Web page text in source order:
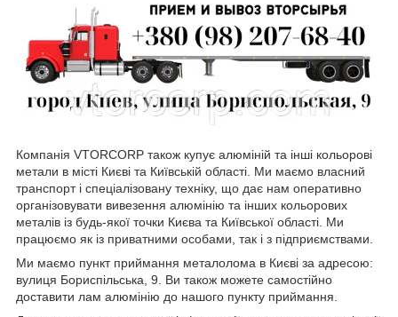
Компанія VTORCORP також купує алюміній та інші кольорові
метали в місті Києві та Київській області. Ми маємо власний
транспорт і спеціалізовану техніку, що дає нам оперативно
організовувати вивезення алюмінію та інших кольорових
металів із будь-якої точки Києва та Київської області. Ми
працюємо як із приватними особами, так і з підприємствами.
Ми маємо пункт приймання металолома в Києві за адресою:
вулиця Бориспільська, 9. Ви також можете самостійно
доставити лам алюмінію до нашого пункту приймання.